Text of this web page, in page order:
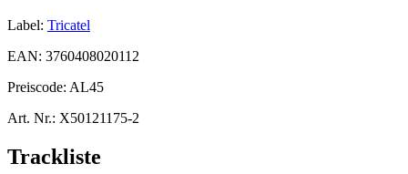
Label: Tricatel
EAN: 3760408020112
Preiscode: AL45
Art. Nr.: X50121175-2
Trackliste